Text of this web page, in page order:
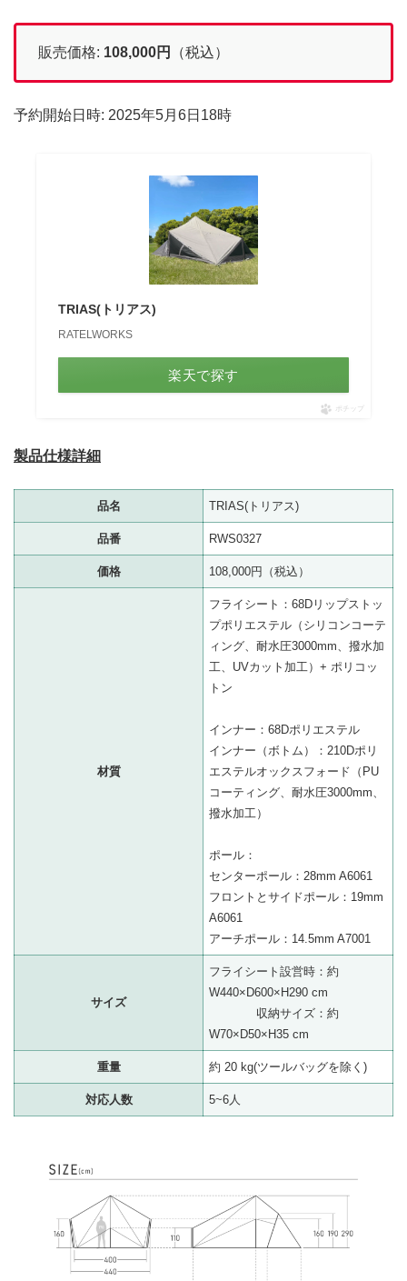
販売価格: 108,000円 （税込）
予約開始日時: 2025年5月6日18時
TRIAS(トリアス)
RATELWORKS
楽天で探す
ポチップ
製品仕様詳細
品名 TRIAS(トリアス)
品番 RWS0327
価格 108,000円（税込）
材質
フライシート：68Dリップストッ
プポリエステル（シリコンコーテ
ィング、耐水圧3000mm、撥水加
工、UVカット加工）+ ポリコッ
トン
インナー：68Dポリエステル
インナー（ボトム）：210Dポリ
エステルオックスフォード（PU
コーティング、耐水圧3000mm、
撥水加工）
ポール：
センターポール：28mm A6061
フロントとサイドポール：19mm
A6061
アーチポール：14.5mm A7001
サイズ
フライシート設営時：約
W440×D600×H290 cm
収納サイズ：約
W70×D50×H35 cm
重量 約 20 kg(ツールバッグを除く)
対応人数 5~6人